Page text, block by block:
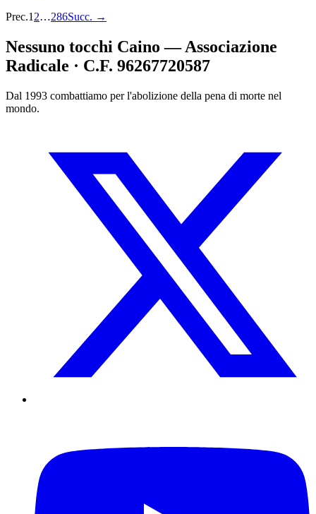
Prec.1 2…286Succ. →
Nessuno tocchi Caino — Associazione
Radicale · C.F. 96267720587
Dal 1993 combattiamo per l'abolizione della pena di morte nel
mondo.